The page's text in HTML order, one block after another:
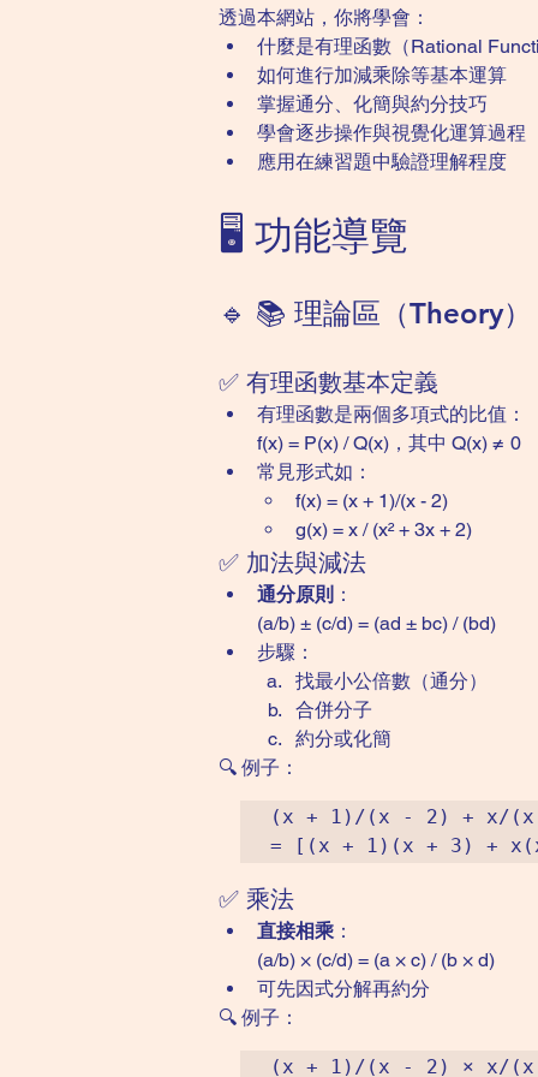
透過本網站，你將學會：
什麼是有理函數（Rational
如何進行加減乘除等基本運算
掌握通分、化簡與約分技巧
學會逐步操作與視覺化運算過程
應用在練習題中驗證理解程度
🖥️ 功能導覽
🔹 📚 理論區（Theory）
✅ 有理函數基本定義
有理函數是兩個多項式的比值：
f(x) = P(x) / Q(x)，其中 Q(x) ≠ 0
常見形式如：
f(x) = (x + 1)/(x - 2)
g(x) = x / (x² + 3x + 2)
✅ 加法與減法
通分原則 ：
(a/b) ± (c/d) = (ad ± bc) / (bd)
步驟：
找最小公倍數（通分）
合併分子
約分或化簡
🔍 例子：
(x + 1)/(x - 2) + x/(x
✅ 乘法
直接相乘 ：
(a/b) × (c/d) = (a × c) / (b × d)
可先因式分解再約分
🔍 例子：
(x + 1)/(x - 2) × x/(x